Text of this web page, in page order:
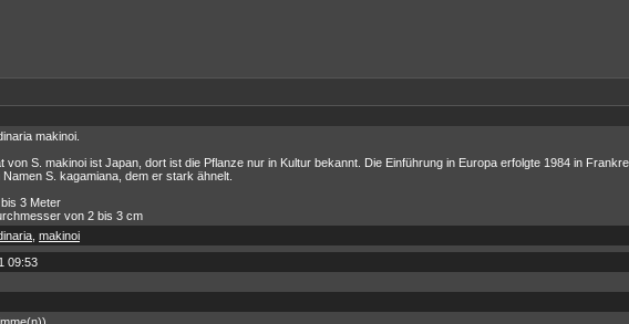
makinoi.
von S. makinoi ist Japan, dort ist die Pflanze nur in Kultur bekannt. Die Einführung in Europa erfolgte 1984 in
S. kagamiana, dem er stark ähnelt.
3 Meter
von 2 bis 3 cm
makinoi
09:53